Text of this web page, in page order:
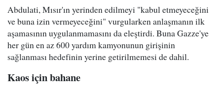
Abdulati, Mısır'ın yerinden edilmeyi "kabul etmeyeceğini
ve buna izin vermeyeceğini" vurgularken anlaşmanın ilk
aşamasının uygulanmamasını da eleştirdi. Buna Gazze'ye
her gün en az 600 yardım kamyonunun girişinin
sağlanması hedefinin yerine getirilmemesi de dahil.
Kaos için bahane